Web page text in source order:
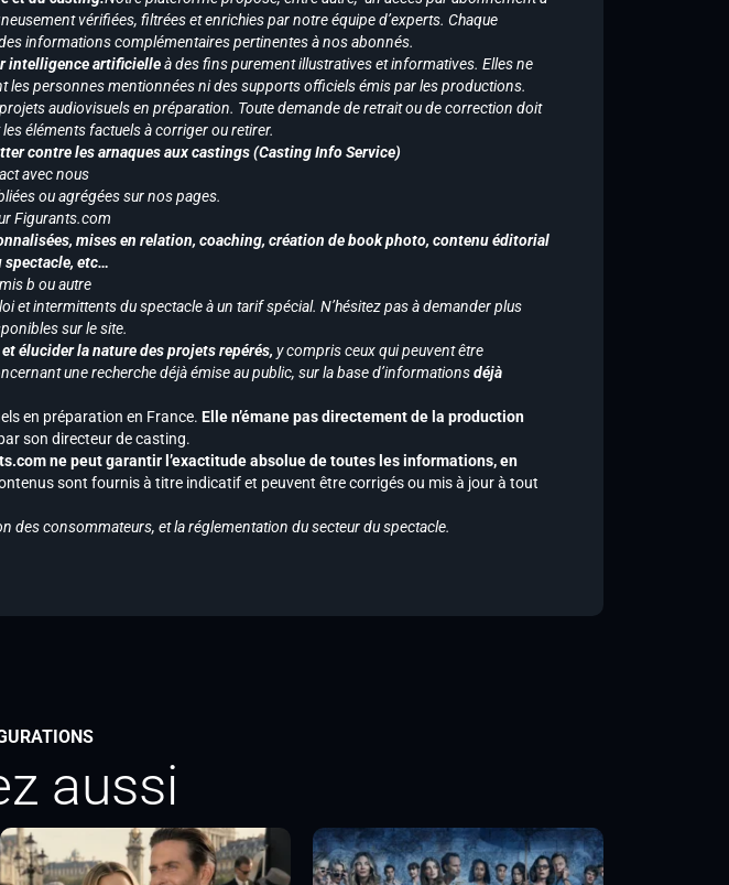
vérifiées, filtrées et enrichies par notre équipe d’experts. Chaque
informations complémentaires pertinentes à nos abonnés.
intelligence artificielleà des fins purement illustratives et informatives. Elles ne
personnes mentionnées ni des supports officiels émis par les productions.
audiovisuels en préparation. Toute demande de retrait ou de correction doit
éléments factuels à corriger ou retirer.
contre les arnaques aux castings (Casting Info Service)
avec nous
ou agrégées sur nos pages.
Figurants.com
mises en relation, coaching, création de book photo, contenu éditorial
spectacle, etc…
b ou autre
et intermittents du spectacle à un tarif spécial. N’hésitez pas à demander plus
sur le site.
élucider la nature des projets repérés, y compris ceux qui peuvent être
une recherche déjà émise au public, sur la base d’informationsdéjà
en préparation en France. Elle n’émane pas directement de la production
son directeur de casting.
ne peut garantir l’exactitude absolue de toutes les informations, en
sont fournis à titre indicatif et peuvent être corrigés ou mis à jour à tout
des consommateurs, et la réglementation du secteur du spectacle.
aussi